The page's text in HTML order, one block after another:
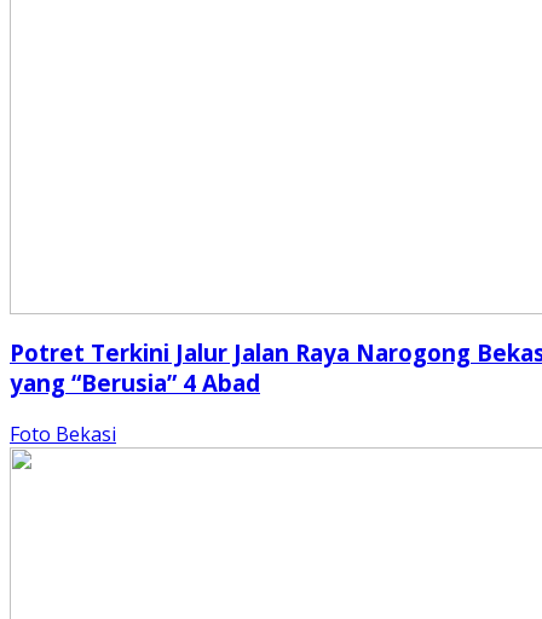
Potret Terkini Jalur Jalan Raya Narogong
yang “Berusia” 4 Abad
Foto Bekasi